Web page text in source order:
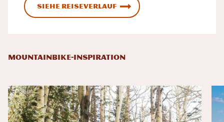
Siehe Reiseverlauf
MOUNTAINBIKE-INSPIRATION